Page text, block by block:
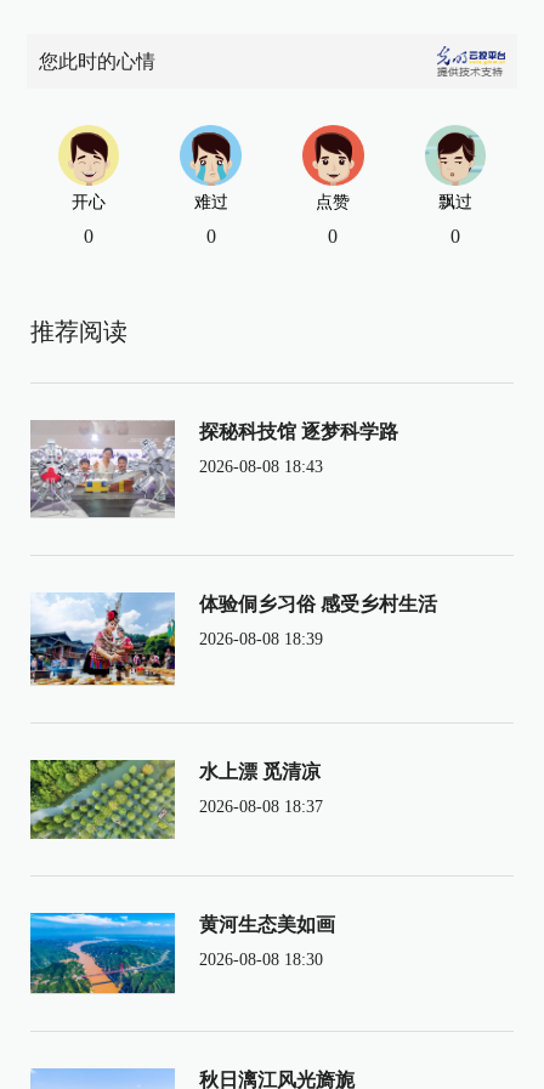
您此时的心情
开心
0
难过
0
点赞
0
飘过
0
推荐阅读
探秘科技馆 逐梦科学路
2026-08-08 18:43
体验侗乡习俗 感受乡村生活
2026-08-08 18:39
水上漂 觅清凉
2026-08-08 18:37
黄河生态美如画
2026-08-08 18:30
秋日漓江风光旖旎